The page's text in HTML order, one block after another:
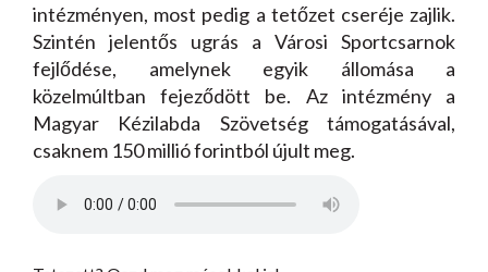
intézményen, most pedig a tetőzet cseréje zajlik.
Szintén jelentős ugrás a Városi Sportcsarnok
fejlődése, amelynek egyik állomása a
közelmúltban fejeződött be. Az intézmény a
Magyar Kézilabda Szövetség támogatásával,
csaknem 150 millió forintból újult meg.